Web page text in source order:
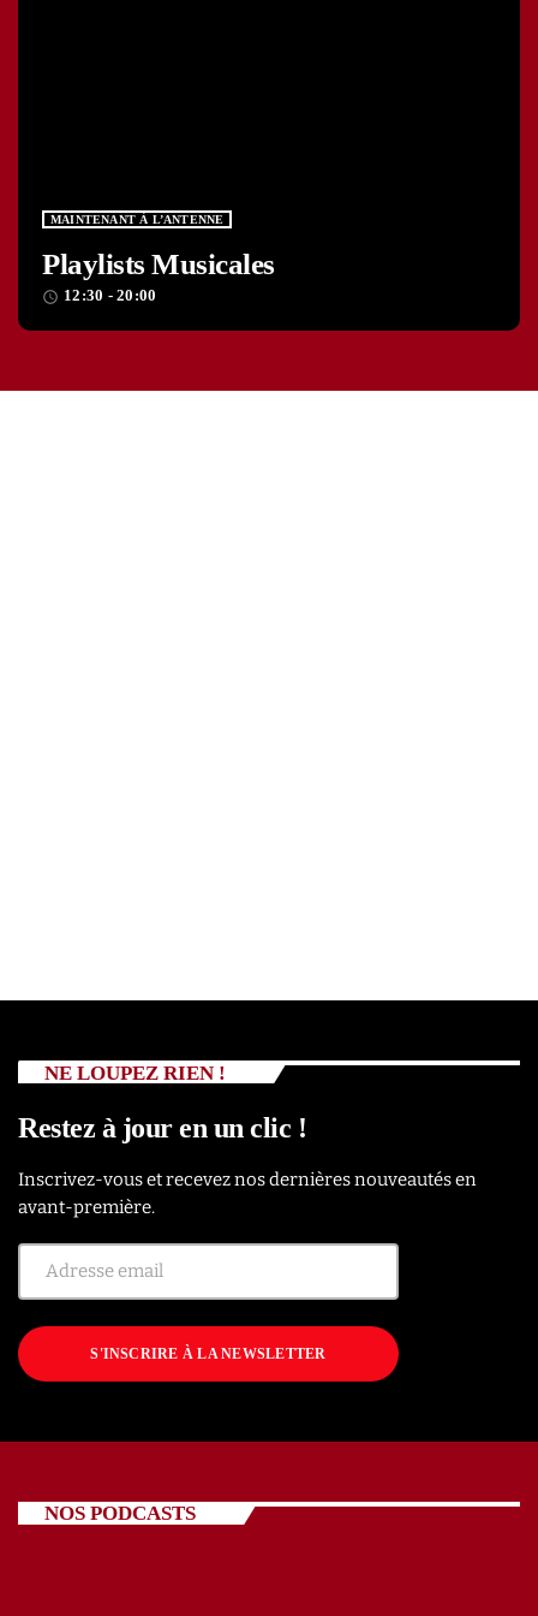
MAINTENANT À L’ANTENNE
Playlists Musicales
access_time 12:30 - 20:00
NE LOUPEZ RIEN !
Restez à jour en un clic !
Inscrivez-vous et recevez nos dernières nouveautés en
avant-première.
S'INSCRIRE À LA NEWSLETTER
NOS PODCASTS